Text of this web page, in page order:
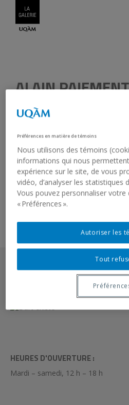
ALAIN PAIEMENT
NON TITRÉ
Acrylique sur masonite, papier
1984.3.1-3
HEURES D'OUVERTURE :
Mardi – samedi, 12 h – 18 h
Préférences en matière de témoins
Nous utilisons des témoins
informations qui nous
expérience sur le site, de vous
vidéo, d’analyser les statistiques
Vous pouvez personnaliser
« Préférences ».
Tout
Autoriser les